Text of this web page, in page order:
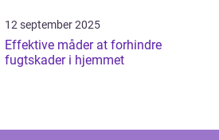
12 september 2025
Effektive måder at forhindre
fugtskader i hjemmet